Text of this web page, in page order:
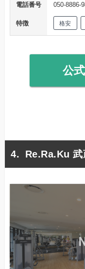
電話番号
050-8886-
特徴 格安
公
Re.Ra.Ku 武